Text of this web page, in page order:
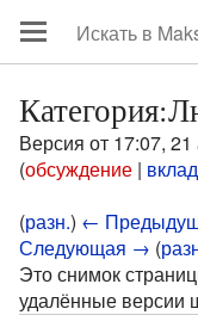
Версия от 17:07,
(обсуждение | вклад
(разн.) ←
Следующая → (
Это снимок
удалённые версии